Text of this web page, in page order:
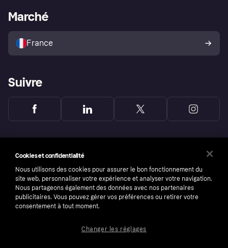
Explorez les magasins
Politique de protection de
l’acheteur Klarna
Portail Marchand
Marché
France
Suivre
Cookies et confidentialité
Nous utilisons des cookies pour assurer le bon fonctionnement du
site web, personnaliser votre expérience et analyser votre navigation.
Nous partageons également des données avec nos partenaires
publicitaires. Vous pouvez gérer vos préférences ou retirer votre
consentement à tout moment.
Changer les réglages